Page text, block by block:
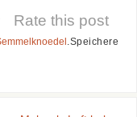
Rate this post
.Speichere